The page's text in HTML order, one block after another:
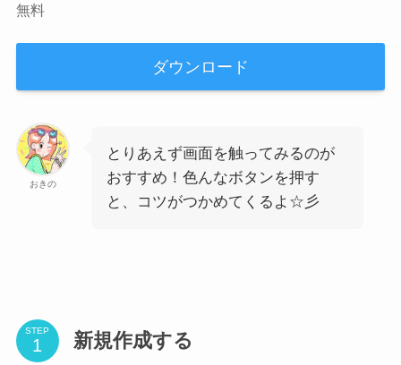
無料
ダウンロード
おきの
とりあえず画面を触ってみるのが
おすすめ！色んなボタンを押す
と、コツがつかめてくるよ☆彡
STEP 新規作成する